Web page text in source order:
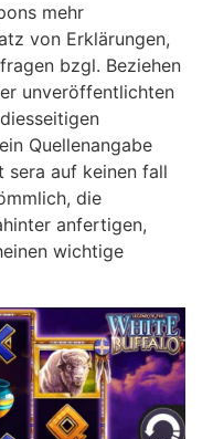
mehr
von Erklärungen,
bzgl. Beziehen
unveröffentlichten
Quellenangabe
sera auf keinen fall
die
anfertigen,
wichtige